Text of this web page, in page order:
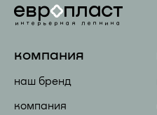
компания
наш бренд
компания